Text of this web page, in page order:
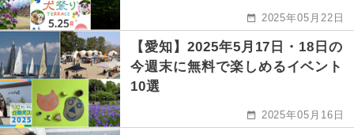
2025年05月22日
【愛知】2025年5月17日・18日の
今週末に無料で楽しめるイベント
10選
2025年05月16日